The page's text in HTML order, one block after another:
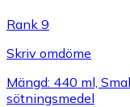
Rank 9
Skriv omdöme
Mängd: 440 ml,
sötningsmedel